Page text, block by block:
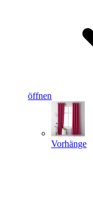
öffnen
Vorhänge